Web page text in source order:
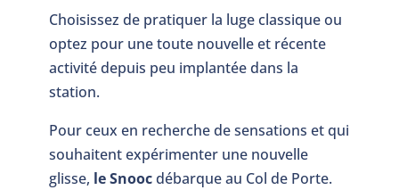
Choisissez de pratiquer la luge classique ou
optez pour une toute nouvelle et récente
activité depuis peu implantée dans la
station.
Pour ceux en recherche de sensations et qui
souhaitent expérimenter une nouvelle
glisse, le Snoocdébarque au Col de Porte.